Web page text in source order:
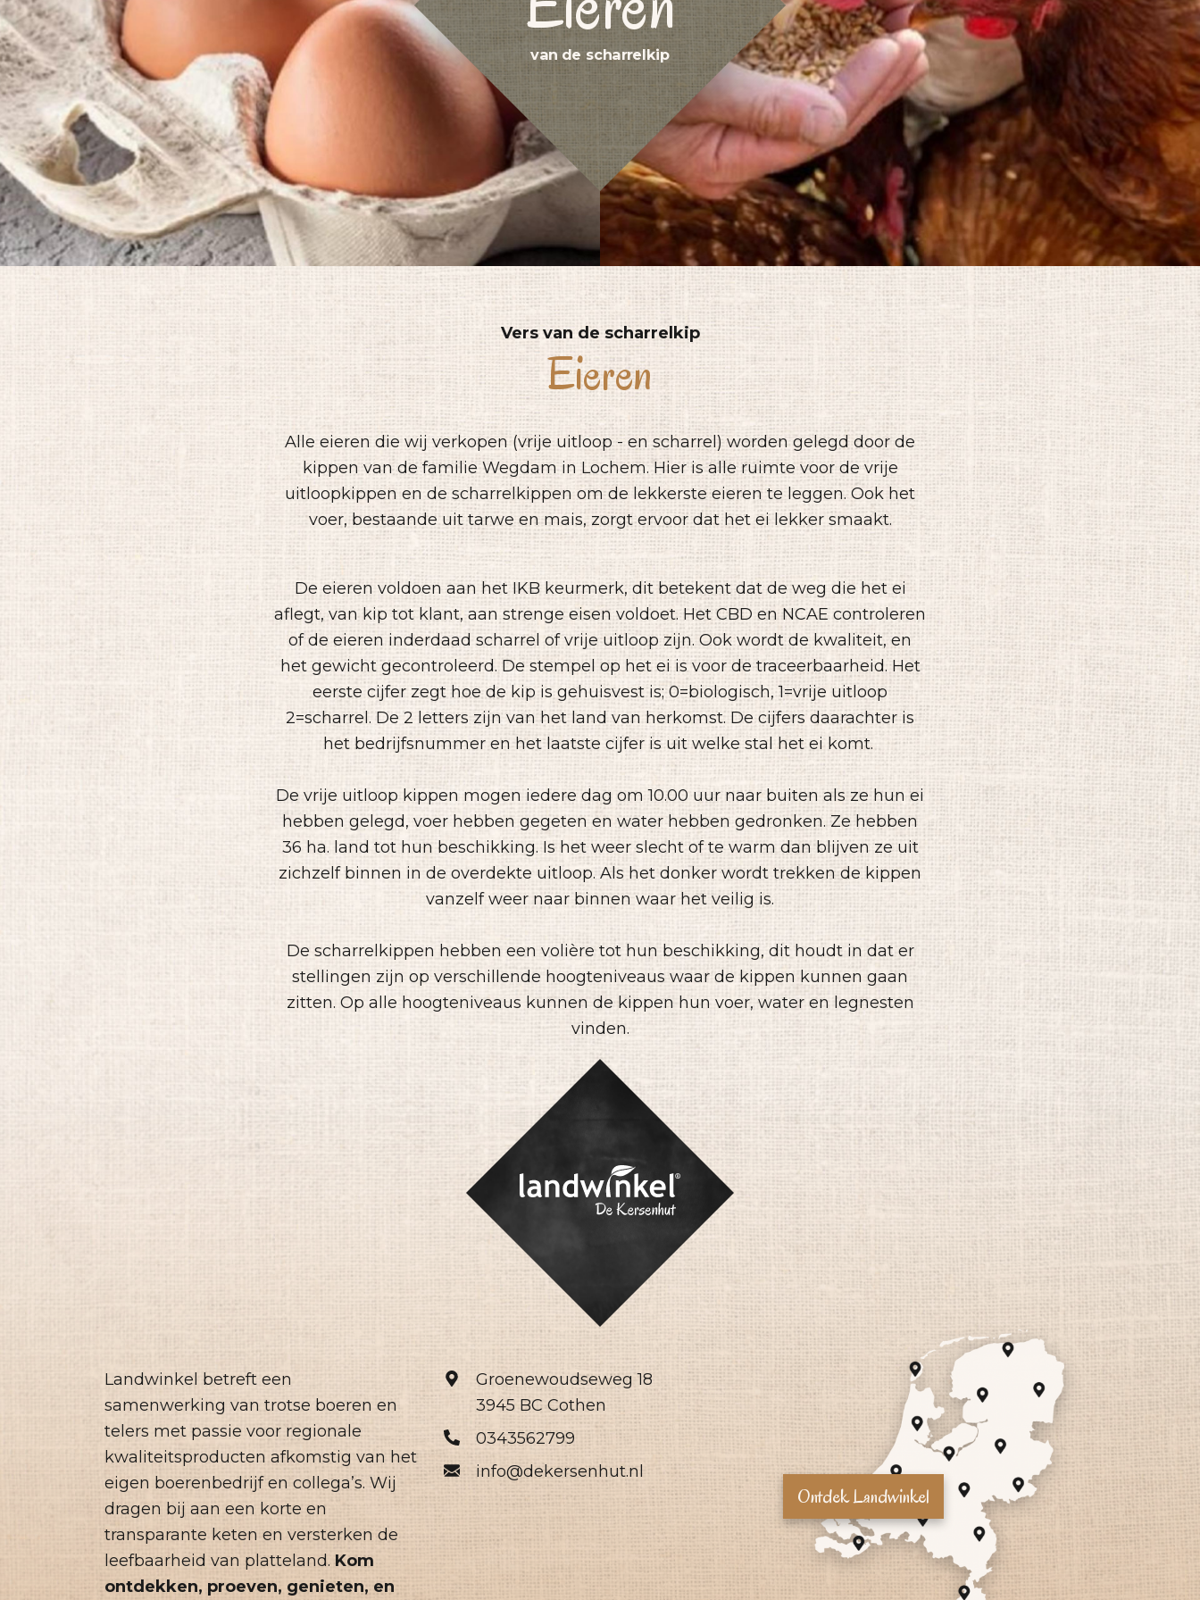
van de scharrelkip
Vers van de scharrelkip
Eieren
Alle eieren die wij verkopen (vrije uitloop - en scharrel) worden gelegd door de
kippen van de familie Wegdam in Lochem. Hier is alle ruimte voor de vrije
uitloopkippen en de scharrelkippen om de lekkerste eieren te leggen. Ook het
voer, bestaande uit tarwe en mais, zorgt ervoor dat het ei lekker smaakt.
De eieren voldoen aan het IKB keurmerk, dit betekent dat de weg die het ei
aflegt, van kip tot klant, aan strenge eisen voldoet. Het CBD en NCAE controleren
of de eieren inderdaad scharrel of vrije uitloop zijn. Ook wordt de kwaliteit, en
het gewicht gecontroleerd. De stempel op het ei is voor de traceerbaarheid. Het
eerste cijfer zegt hoe de kip is gehuisvest is; 0=biologisch, 1=vrije uitloop
2=scharrel. De 2 letters zijn van het land van herkomst. De cijfers daarachter is
het bedrijfsnummer en het laatste cijfer is uit welke stal het ei komt.
De vrije uitloop kippen mogen iedere dag om 10.00 uur naar buiten als ze hun ei
hebben gelegd, voer hebben gegeten en water hebben gedronken. Ze hebben
36 ha. land tot hun beschikking. Is het weer slecht of te warm dan blijven ze uit
zichzelf binnen in de overdekte uitloop. Als het donker wordt trekken de kippen
vanzelf weer naar binnen waar het veilig is.
De scharrelkippen hebben een volière tot hun beschikking, dit houdt in dat er
stellingen zijn op verschillende hoogteniveaus waar de kippen kunnen gaan
zitten. Op alle hoogteniveaus kunnen de kippen hun voer, water en legnesten
vinden.
Landwinkel betreft een
samenwerking van trotse boeren en
telers met passie voor regionale
kwaliteitsproducten afkomstig van het
eigen boerenbedrijf en collega’s. Wij
dragen bij aan een korte en
transparante keten en versterken de
leefbaarheid van platteland.Kom
ontdekken, proeven, genieten, en
Groenewoudseweg 18
3945 BC Cothen
0343562799
info@dekersenhut.nl
Ontdek Landwinkel